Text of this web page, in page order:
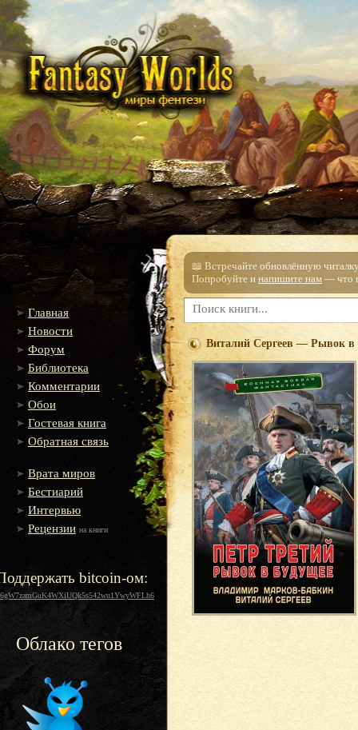
Главная
Новости
Форум
Библиотека
Комментарии
Обои
Гостевая книга
Обратная связь
Врата миров
Бестиарий
Интервью
Рецензии на книги
bitcoin-ом:
Облако тегов
📖 Встречайте обновлённую
Попробуйте и напишите нам — что
Виталий Сергеев — Рывок в